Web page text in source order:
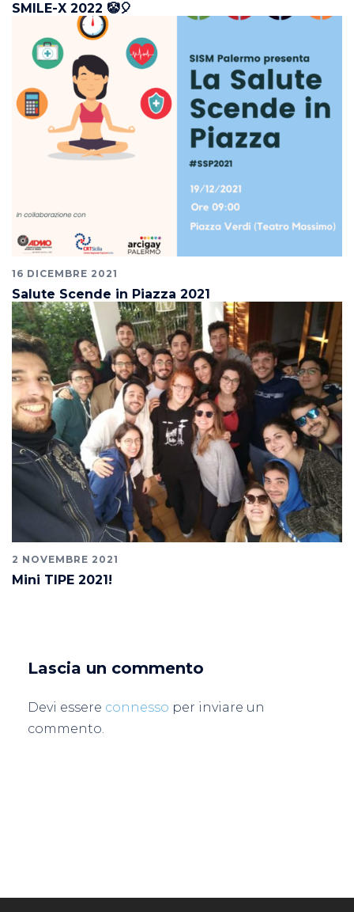
SMILE-X 2022 🤡🎈
16 DICEMBRE 2021
Salute Scende in Piazza 2021
2 NOVEMBRE 2021
Mini TIPE 2021!
Lascia un commento
Devi essere connesso per inviare un
commento.